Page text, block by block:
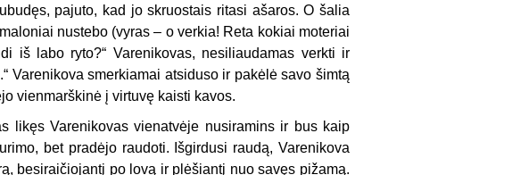
pajuto, kad jo skruostais ritasi ašaros. O šalia
nustebo (vyras – o verkia! Reta kokiai moteriai
iš labo ryto?“ Varenikovas, nesiliaudamas verkti ir
Varenikova smerkiamai atsiduso ir pakėlė savo šimtą
vienmarškinė į virtuvę kaisti kavos.
likęs Varenikovas vienatvėje nusiramins ir bus kaip
bet pradėjo raudoti. Išgirdusi raudą, Varenikova
besiraičiojantį po lovą ir plėšiantį nuo savęs pižamą.